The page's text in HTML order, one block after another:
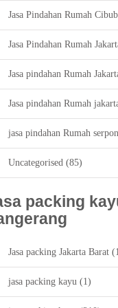
Jasa Pindahan Rumah
Jasa Pindahan Rumah
Jasa pindahan Rumah
Jasa pindahan Rumah
jasa pindahan Rumah
Uncategorised (85)
packing
Jasa packing Jakarta Barat
jasa packing kayu (1)